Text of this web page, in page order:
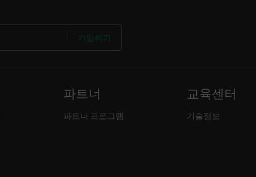
가입하기
파트너
파트너 프로그램
교육센터
기술정보